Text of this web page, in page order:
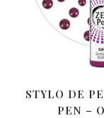
STYLO DE
PEN –